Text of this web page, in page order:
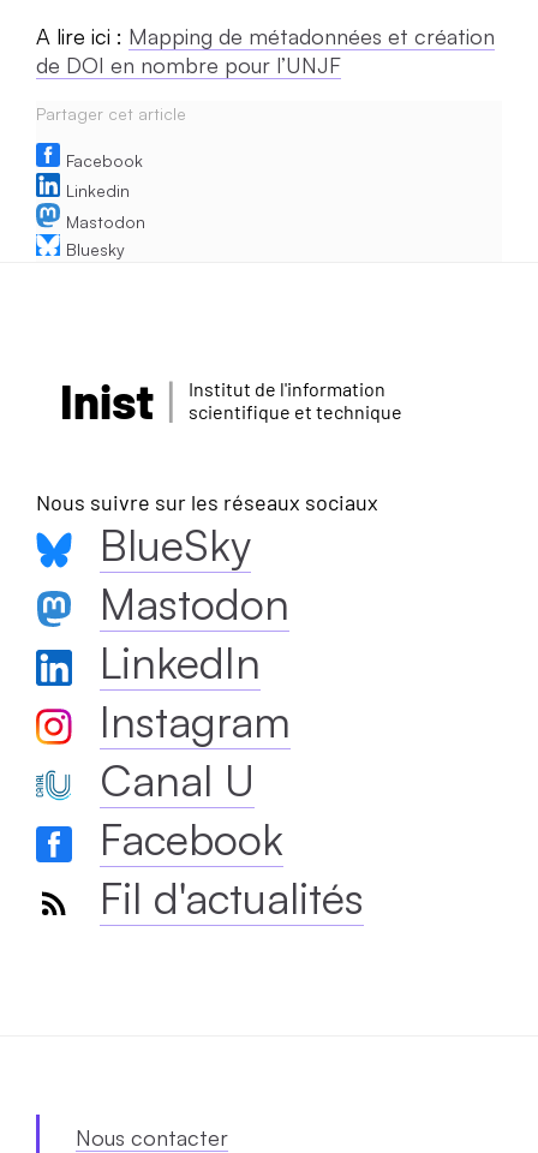
A lire ici : Mapping de métadonnées et création
de DOI en nombre pour l’UNJF
Partager cet article
Facebook
Linkedin
Mastodon
Bluesky
Inist
Institut de l'information
scientifique et technique
Nous suivre sur les réseaux sociaux
BlueSky
Mastodon
LinkedIn
Instagram
Canal U
Facebook
Fil d'actualités
Nous contacter